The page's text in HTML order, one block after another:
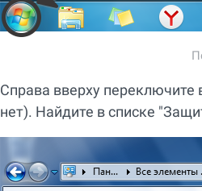
Справа вверху
нет). Найдите в списке